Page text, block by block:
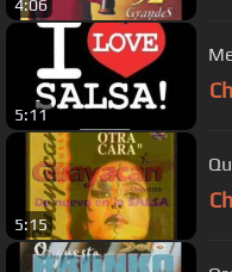
4:06
5:11
5:15